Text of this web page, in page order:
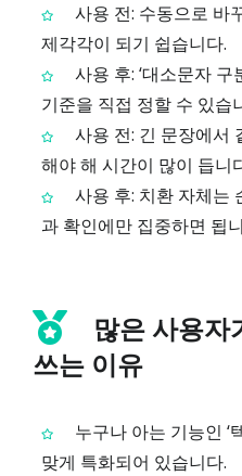
사용 전: 수동으로 바
제각각이 되기 쉽습니다.
사용 후: ‘대소문자 구
기준을 직접 정할 수 있습
사용 전: 긴 문장에서
해야 해 시간이 많이 듭니
사용 후: 치환 자체는
과 확인에만 집중하면 됩
많은 사용자
쓰는 이유
누구나 아는 기능인 ‘
맞게 특화되어 있습니다.